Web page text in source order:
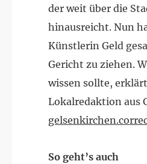
der weit über die
hinausreicht. Nun
Künstlerin Geld
Gericht zu ziehen.
wissen sollte,
Lokalredaktion aus
So geht’s auch